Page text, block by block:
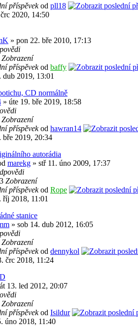
příspěvekod pll18
2020, 14:50
» pon 22. bře 2010, 17:13
Zobrazení
příspěvekod baffy
dub 2019, 13:01
CD normálně
» úte 19. bře 2019, 18:58
Zobrazení
příspěvekod hawran14
bře 2019, 20:34
autorádia
marekg » stř 11. úno 2009, 17:37
Zobrazení
příspěvekod Rope
říj 2018, 11:01
stanice
» sob 14. dub 2012, 16:05
Zobrazení
příspěvekod dennykol
črc 2018, 11:24
13. led 2012, 20:07
Zobrazení
příspěvekod Isildur
úno 2018, 11:40